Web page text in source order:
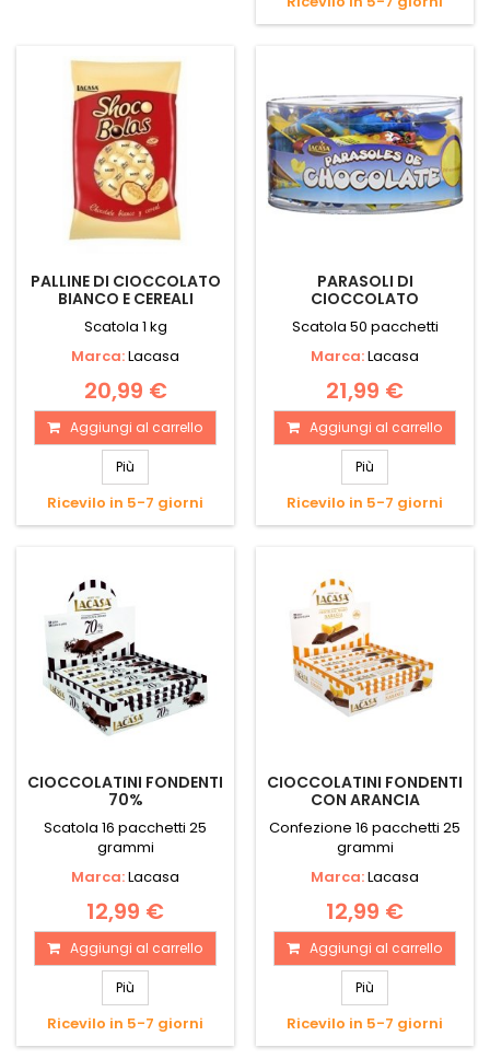
PALLINE DI CIOCCOLATO
BIANCO E CEREALI
Scatola 1 kg
Marca:Lacasa
20,99 €
Aggiungi al carrello
Più
Ricevilo in 5-7 giorni
PARASOLI DI
CIOCCOLATO
Scatola 50 pacchetti
Marca:Lacasa
21,99 €
Aggiungi al carrello
Più
Ricevilo in 5-7 giorni
CIOCCOLATINI FONDENTI
70%
Scatola 16 pacchetti 25
grammi
Marca:Lacasa
12,99 €
Aggiungi al carrello
Più
Ricevilo in 5-7 giorni
CIOCCOLATINI FONDENTI
CON ARANCIA
Confezione 16 pacchetti 25
grammi
Marca:Lacasa
12,99 €
Aggiungi al carrello
Più
Ricevilo in 5-7 giorni